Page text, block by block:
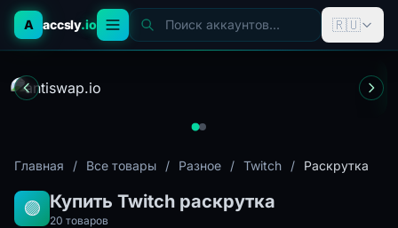
A accsly.io Поиск аккаунтов... 🇷🇺
Главная / Все товары / Разное / Twitch / Раскрутка
🟣 Купить Twitch раскрутка
20 товаров